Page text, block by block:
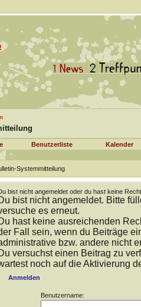
Benutzerliste Kalender
Systemmitteilung
bist nicht angemeldet oder du hast keine
bist nicht angemeldet. Bitte
es erneut.
hast keine ausreichenden
Fall sein, wenn du Beiträge
bzw. andere nicht
versuchst einen Beitrag zu
noch auf die Aktivierung
Anmelden
Benutzername: